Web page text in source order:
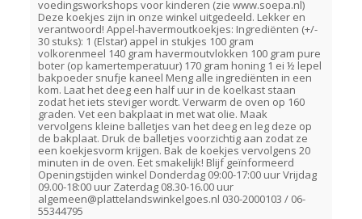
voedingsworkshops voor kinderen (zie www.soepa.nl)
Deze koekjes zijn in onze winkel uitgedeeld. Lekker en
verantwoord! Appel-havermoutkoekjes: Ingrediënten (+/-
30 stuks): 1 (Elstar) appel in stukjes 100 gram
volkorenmeel 140 gram havermoutvlokken 100 gram pure
boter (op kamertemperatuur) 170 gram honing 1 ei ½ lepel
bakpoeder snufje kaneel Meng alle ingrediënten in een
kom. Laat het deeg een half uur in de koelkast staan
zodat het iets steviger wordt. Verwarm de oven op 160
graden. Vet een bakplaat in met wat olie. Maak
vervolgens kleine balletjes van het deeg en leg deze op
de bakplaat. Druk de balletjes voorzichtig aan zodat ze
een koekjesvorm krijgen. Bak de koekjes vervolgens 20
minuten in de oven. Eet smakelijk! Blijf geïnformeerd
Openingstijden winkel Donderdag 09:00-17:00 uur Vrijdag
09.00-18:00 uur Zaterdag 08.30-16.00 uur
algemeen@plattelandswinkelgoes.nl 030-2000103 / 06-
55344795